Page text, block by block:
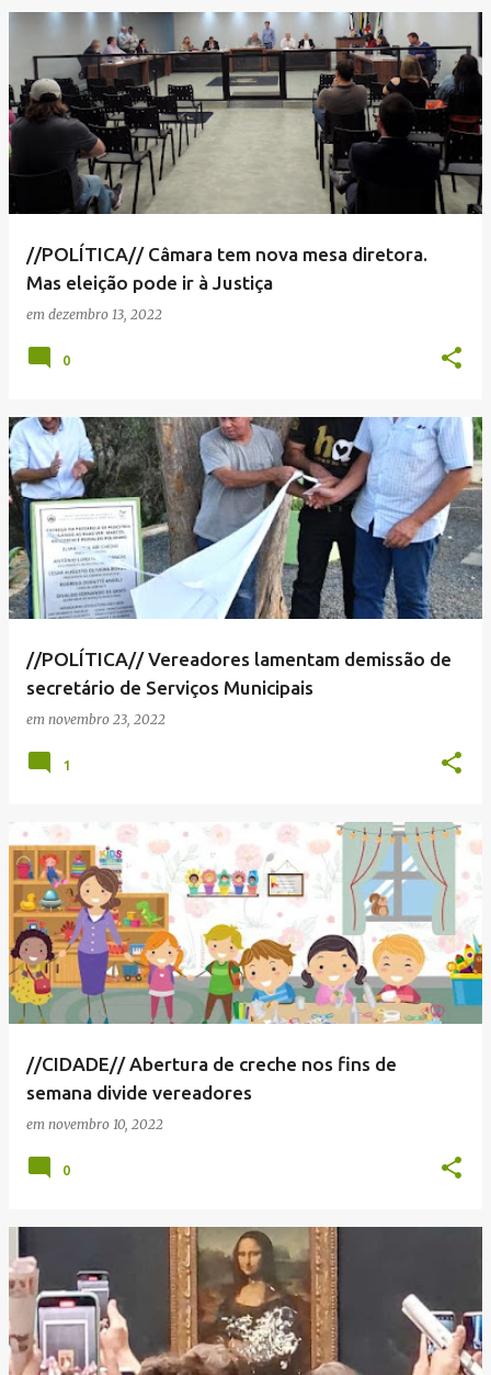
//POLÍTICA// Câmara tem nova mesa diretora.
Mas eleição pode ir à Justiça
em dezembro 13, 2022
0
//POLÍTICA// Vereadores lamentam demissão de
secretário de Serviços Municipais
em novembro 23, 2022
1
//CIDADE// Abertura de creche nos fins de
semana divide vereadores
em novembro 10, 2022
0